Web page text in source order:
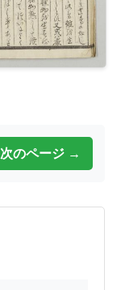
次のページ →